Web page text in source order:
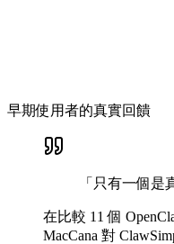
早期使用者的真實回饋
「只有一個是
在比較 11 個
MacCana 對